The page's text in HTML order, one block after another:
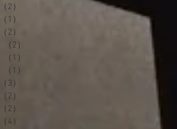
（2）
（1）
（2）
（2）
（1）
（1）
（3）
（2）
（2）
（4）